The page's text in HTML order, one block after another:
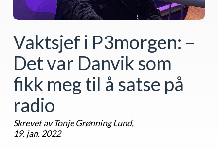
Vaktsjef i P3morgen: –
Det var Danvik som
fikk meg til å satse på
radio
Skrevet av Tonje Grønning Lund,
19. jan. 2022